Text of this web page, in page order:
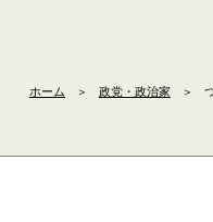
ホーム ＞ 政党・政治家 ＞